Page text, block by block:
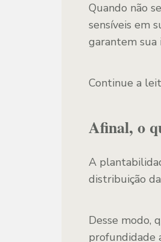
Quando não
sensíveis em
garantem sua
Continue a
Afinal, o
A
distribuição
Desse modo,
profundidade